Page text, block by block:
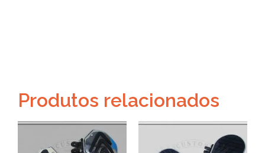
Produtos relacionados